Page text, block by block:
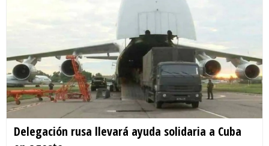
Delegación rusa llevará ayuda solidaria a Cuba